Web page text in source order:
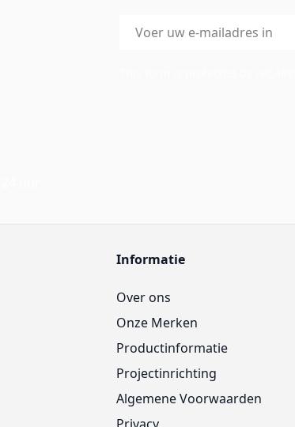
E-mailadres
Informatie
Over ons
Onze Merken
Productinformatie
Projectinrichting
Algemene Voorwaarden
Privacy